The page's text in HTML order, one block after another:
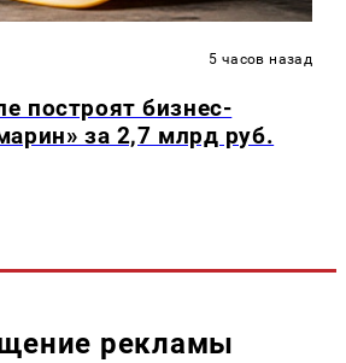
5 часов назад
построят бизнес-
за 2,7 млрд руб.
рекламы